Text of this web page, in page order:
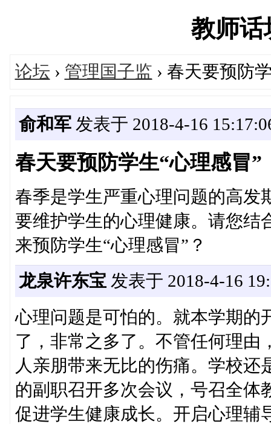
教师话
论坛 › 管理国子监 › 春天要预防
俞和军发表于 2018-4-16
春天要预防学生“心理感冒”
春季是学生严重心理问题的高发
要维护学生的心理健康。请您结
来预防学生“心理感冒”？
龙泉许东宝 发表于 2018-4-16
心理问题是可怕的。就本学期的
了，非常之多了。不管任何理由
人亲朋带来无比的伤痛。学校
的副职召开多次会议，号召全体
促进学生健康成长。开启心理辅